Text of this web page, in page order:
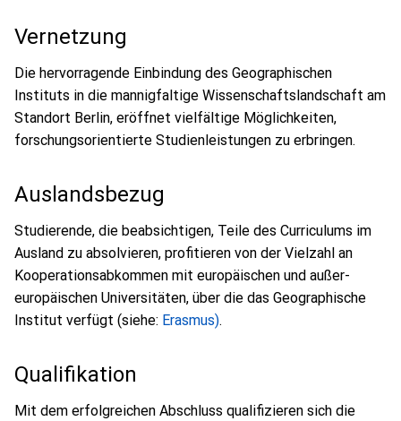
Vernetzung
Die hervorragende Einbindung des Geographischen
Instituts in die mannigfaltige Wissenschaftslandschaft am
Standort Berlin, eröffnet vielfältige Möglichkeiten,
forschungsorientierte Studienleistungen zu erbringen.
Auslandsbezug
Studierende, die beabsichtigen, Teile des Curriculums im
Ausland zu absolvieren, profitieren von der Vielzahl an
Kooperationsabkommen mit europäischen und außer-
europäischen Universitäten, über die das Geographische
Institut verfügt (siehe: Erasmus).
Qualifikation
Mit dem erfolgreichen Abschluss qualifizieren sich die